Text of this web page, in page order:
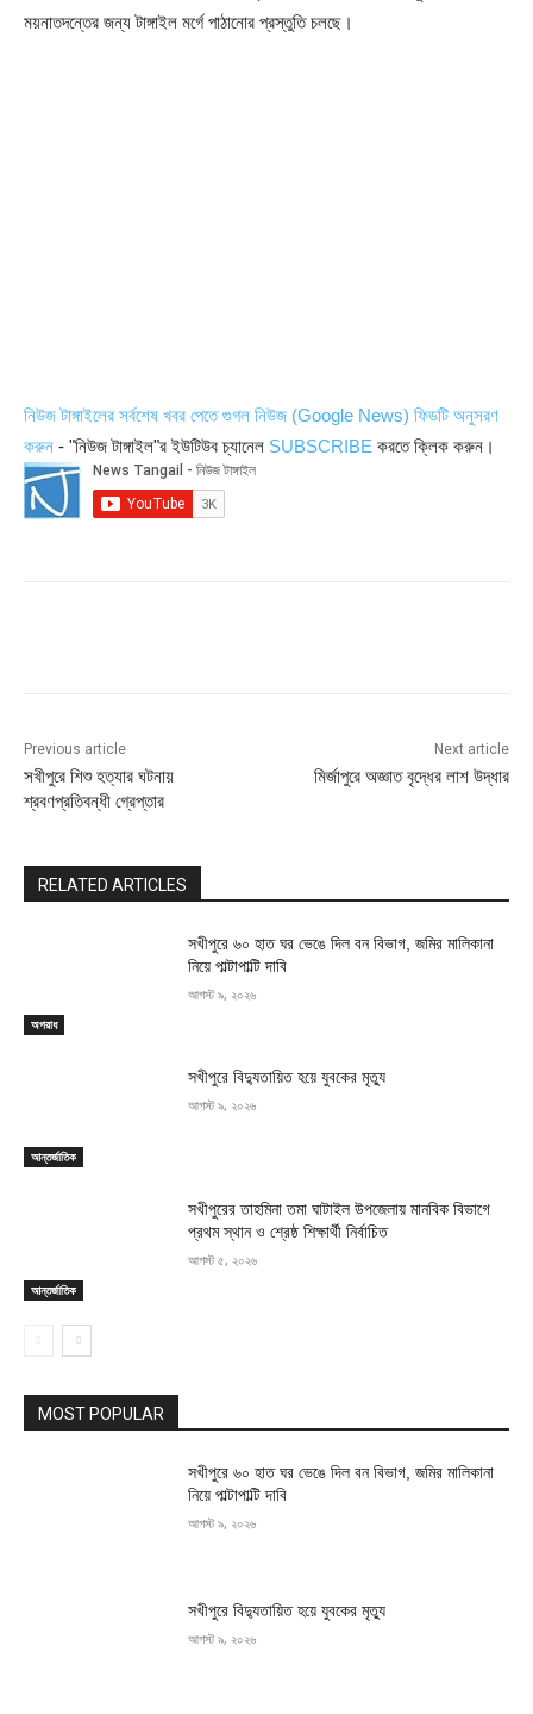
ময়নাতদন্তের জন্য টাঙ্গাইল মর্গে পাঠানোর প্রস্তুতি চলছে।
নিউজ টাঙ্গাইলের সর্বশেষ খবর পেতে গুগল নিউজ (Google News) ফিডটি অনুসরণ
করুন - "নিউজ টাঙ্গাইল"র ইউটিউব চ্যানেল SUBSCRIBE করতে ক্লিক করুন।
Previous article
সখীপুরে শিশু হত্যার ঘটনায়
শ্রবণপ্রতিবন্ধী গ্রেপ্তার
Next article
মির্জাপুরে অজ্ঞাত বৃদ্ধের লাশ উদ্ধার
RELATED ARTICLES
অপরাধ
সখীপুরে ৬০ হাত ঘর ভেঙে দিল বন বিভাগ, জমির মালিকানা
নিয়ে পাল্টাপাল্টি দাবি
আগস্ট ৯, ২০২৬
আন্তর্জাতিক
সখীপুরে বিদ্যুতায়িত হয়ে যুবকের মৃত্যু
আগস্ট ৯, ২০২৬
আন্তর্জাতিক
সখীপুরের তাহমিনা তমা ঘাটাইল উপজেলায় মানবিক বিভাগে
প্রথম স্থান ও শ্রেষ্ঠ শিক্ষার্থী নির্বাচিত
আগস্ট ৫, ২০২৬
MOST POPULAR
সখীপুরে ৬০ হাত ঘর ভেঙে দিল বন বিভাগ, জমির মালিকানা
নিয়ে পাল্টাপাল্টি দাবি
আগস্ট ৯, ২০২৬
সখীপুরে বিদ্যুতায়িত হয়ে যুবকের মৃত্যু
আগস্ট ৯, ২০২৬